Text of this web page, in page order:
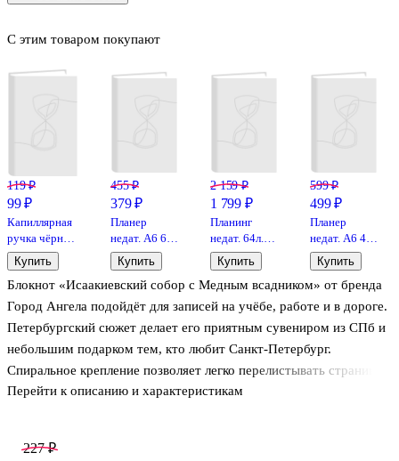
Блокнот «Исаакиевский собор с Медным всадником» от бренда
Город Ангела подойдёт для записей на учёбе, работе и в дороге.
Петербургский сюжет делает его приятным сувениром из СПб и
небольшим подарком тем, кто любит Санкт-Петербург.
Спиральное крепление позволяет легко перелистывать страницы
и раскрывать блокнот на 360° — удобно писать на весу и быстро
Перейти к описанию и характеристикам
С этим товаром покупают
119 ₽
99 ₽
Капиллярная
ручка чёрная
0,6 мм, F-15,
Erich Krause
Купить
455 ₽
379 ₽
Планер
недат. А6 64л
"Винсент
Ван Гог"
скоба,
вертик.
Купить
2 159 ₽
1 799 ₽
Планинг
недат. 64л.
"Аллигатор"
коричневый,
наст, кожзам,
тв.преплет,
тиснение
фольгой,
офсет,
подар.упаковка
Купить
599 ₽
499 ₽
Планер
недат. А6 48л
" Винсент
Ван Гог"
скоба,
вертик.
Купить
227 ₽